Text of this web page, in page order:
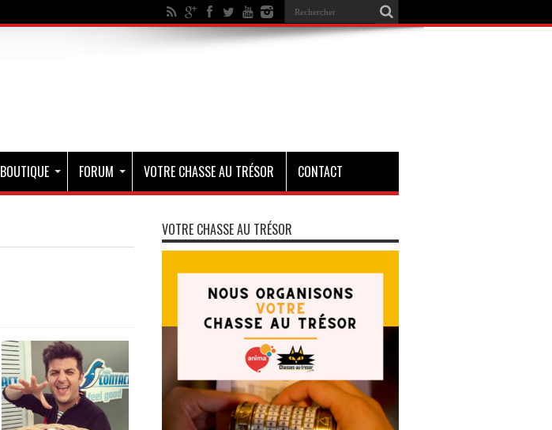
BOUTIQUE FORUM VOTRE CHASSE AU TRÉSOR CONTACT
VOTRE CHASSE AU TRÉSOR